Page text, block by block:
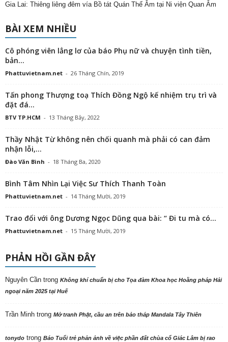
Gia Lai: Thiêng liêng đêm vía Bồ tát Quán Thế Âm tại Ni viện Quan Âm
BÀI XEM NHIỀU
Cô phóng viên lẳng lơ của báo Phụ nữ và chuyện tình tiền,
bản...
Phattuvietnam.net - 26 Tháng Chín, 2019
Tấn phong Thượng toạ Thích Đồng Ngộ kế nhiệm trụ trì và
đặt đá...
BTV TP.HCM - 13 Tháng Bảy, 2022
Thầy Nhật Từ không nên chối quanh mà phải có can đảm
nhận lỗi,...
Đào Văn Bình - 18 Tháng Ba, 2020
Bình Tâm Nhìn Lại Việc Sư Thích Thanh Toàn
Phattuvietnam.net - 14 Tháng Mười, 2019
Trao đổi với ông Dương Ngọc Dũng qua bài: “ Đi tu mà có...
Phattuvietnam.net - 15 Tháng Mười, 2019
PHẢN HỒI GẦN ĐÂY
Nguyên Cần trong Không khí chuẩn bị cho Tọa đàm Khoa học Hoằng pháp Hải
ngoại năm 2025 tại Huế
Trần Minh trong Mở tranh Phật, cầu an trên bảo tháp Mandala Tây Thiên
tonydo trong Báo Tuổi trẻ phản ảnh về việc phần đất chùa cổ Giác Lâm bị rao